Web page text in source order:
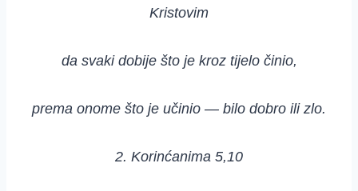
Kristovim
da svaki dobije što je kroz tijelo činio,
prema onome što je učinio — bilo dobro ili zlo.
2. Korinćanima 5,10